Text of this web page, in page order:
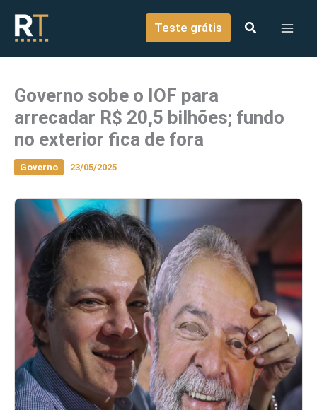
conteúdo
Teste grátis
Governo sobe o IOF para
arrecadar R$ 20,5 bilhões; fundo
no exterior fica de fora
Governo 23/05/2025